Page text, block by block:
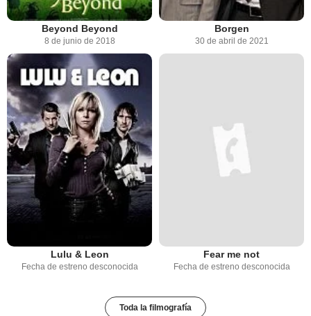
Beyond Beyond
8 de junio de 2018
Borgen
30 de abril de 2021
Lulu & Leon
Fecha de estreno desconocida
Fear me not
Fecha de estreno desconocida
Toda la filmografía